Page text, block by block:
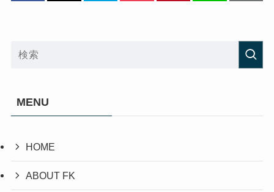
MENU
HOME
ABOUT FK